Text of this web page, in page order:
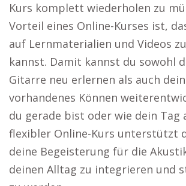
Kurs komplett wiederholen zu
Vorteil eines Online-Kurses ist,
auf Lernmaterialien und Videos
kannst. Damit kannst du sowohl
Gitarre neu erlernen als auch
vorhandenes Können
du gerade bist oder wie dein Tag
flexibler Online-Kurs unterstützt
deine Begeisterung für die
deinen Alltag zu integrieren und